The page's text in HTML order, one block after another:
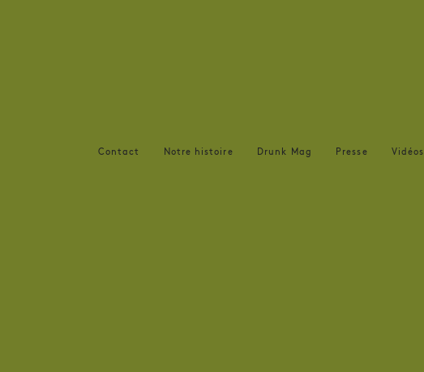
Contact Notre histoire Drunk Mag Presse Vidéos